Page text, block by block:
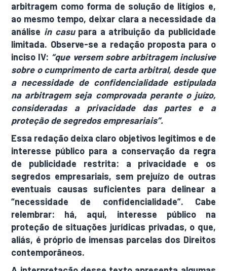
arbitragem como forma de solução de litígios e,
ao mesmo tempo, deixar clara a necessidade da
análise in casupara a atribuição da publicidade
limitada. Observe-se a redação proposta para o
inciso IV: “que versem sobre arbitragem inclusive
sobre o cumprimento de carta arbitral, desde que
a necessidade de confidencialidade estipulada
na arbitragem seja comprovada perante o juízo,
consideradas a privacidade das partes e a
proteção de segredos empresariais”.
Essa redação deixa claro objetivos legítimos e de
interesse público para a conservação da regra
de publicidade restrita: a privacidade e os
segredos empresariais, sem prejuízo de outras
eventuais causas suficientes para delinear a
“necessidade de confidencialidade”. Cabe
relembrar: há, aqui, interesse público na
proteção de situações jurídicas privadas, o que,
aliás, é próprio de imensas parcelas dos Direitos
contemporâneos.